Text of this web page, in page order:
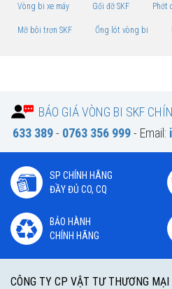
Vòng bi xe máy Gối đỡ SKF Phớt
Mỡ bôi trơn SKF Ống lót vòng bi
BÁO GIÁ VÒNG BI SKF
633 389- 0763 356 999- Email:
SP CHÍNH HÃNG
ĐẦY ĐỦ CO, CQ
BẢO HÀNH
CHÍNH HÃNG
CÔNG TY CP VẬT TƯ THƯƠNG MẠI